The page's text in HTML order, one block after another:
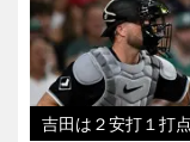
吉田は２安打１打